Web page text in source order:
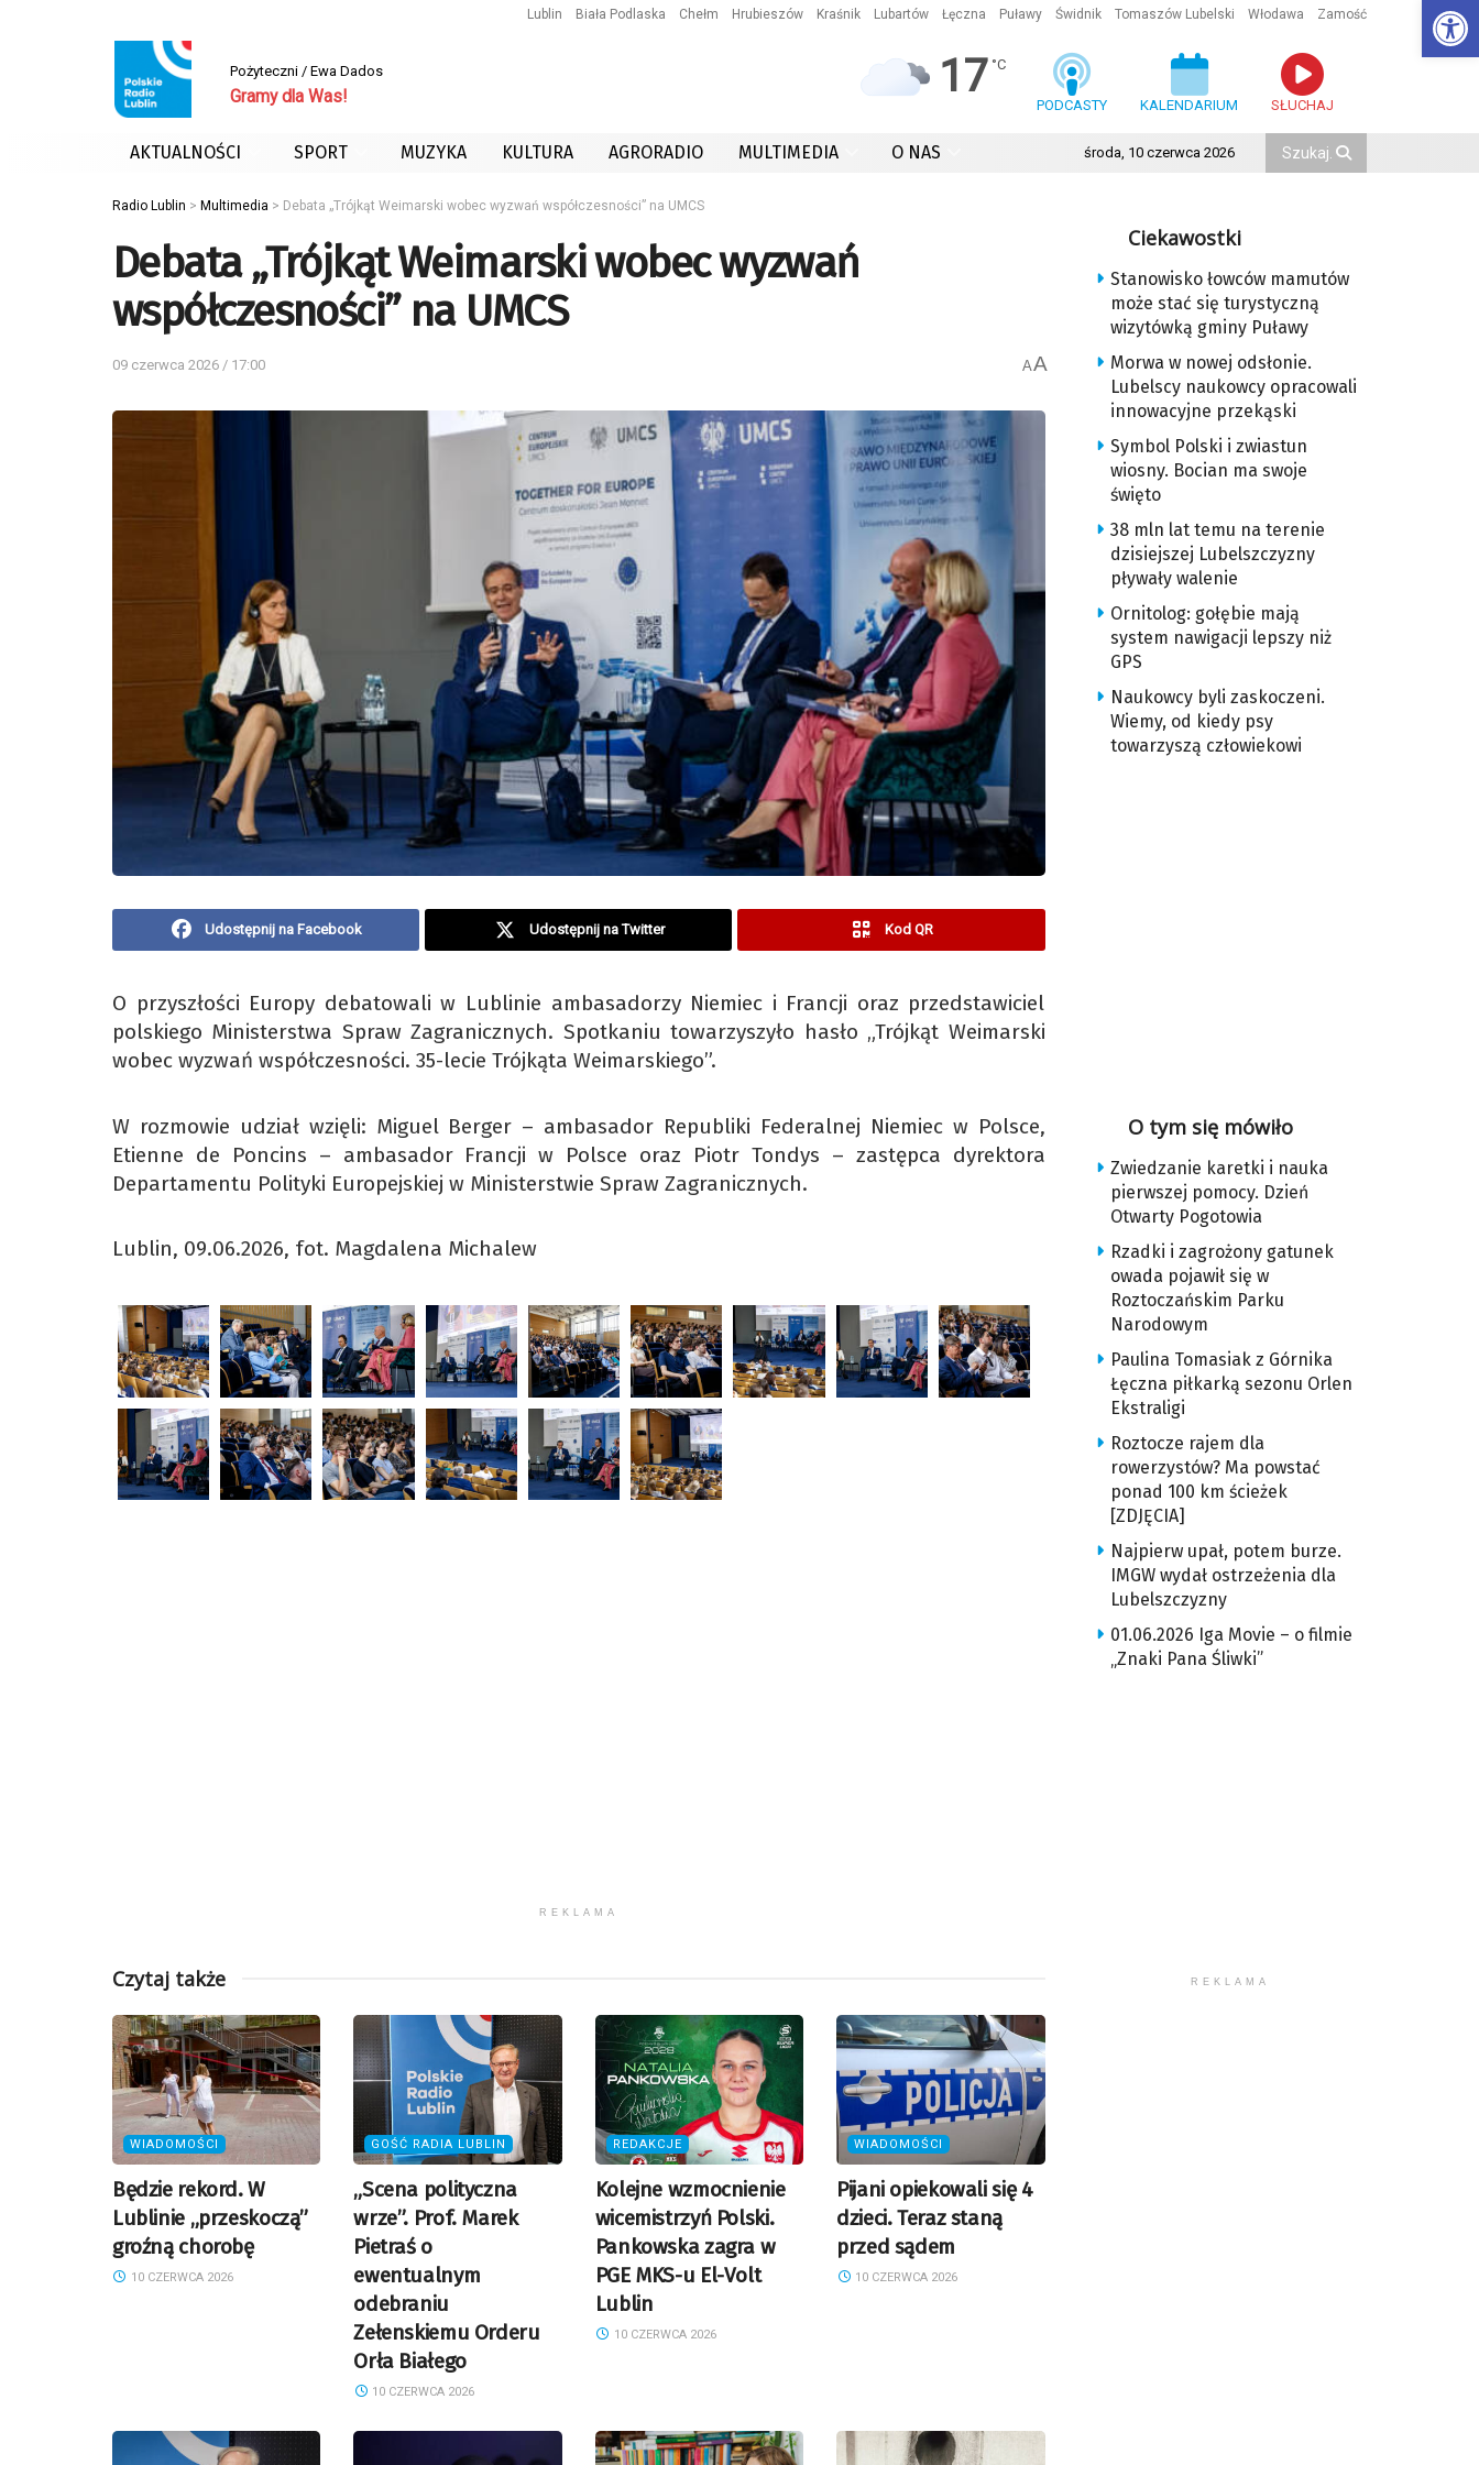
Lublin Biała Podlaska Chełm Hrubieszów Kraśnik Lubartów Łęczna Puławy Świdnik Tomaszów Lubelski Włodawa Zamość
Pożyteczni / Ewa Dados
Gramy dla Was! 17 °C
PODCASTY KALENDARIUM SŁUCHAJ
AKTUALNOŚCI SPORT MUZYKA KULTURA AGRORADIO MULTIMEDIA O NAS środa, 10 czerwca 2026
Radio Lublin > Multimedia > Debata „Trójkąt Weimarski wobec wyzwań współczesności” na UMCS
Debata „Trójkąt Weimarski wobec wyzwań
współczesności” na UMCS
09 czerwca 2026 / 17:00 AA
Udostępnij na Facebook Udostępnij na Twitter Kod QR
O przyszłości Europy debatowali w Lublinie ambasadorzy Niemiec i Francji oraz przedstawiciel
polskiego Ministerstwa Spraw Zagranicznych. Spotkaniu towarzyszyło hasło „Trójkąt Weimarski
wobec wyzwań współczesności. 35-lecie Trójkąta Weimarskiego”.
W rozmowie udział wzięli: Miguel Berger – ambasador Republiki Federalnej Niemiec w Polsce,
Etienne de Poncins – ambasador Francji w Polsce oraz Piotr Tondys – zastępca dyrektora
Departamentu Polityki Europejskiej w Ministerstwie Spraw Zagranicznych.
Lublin, 09.06.2026, fot. Magdalena Michalew
REKLAMA
Czytaj także
WIADOMOŚCI
Będzie rekord. W
Lublinie „przeskoczą”
groźną chorobę
10 CZERWCA 2026
GOŚĆ RADIA LUBLIN
„Scena polityczna
wrze”. Prof. Marek
Pietraś o
ewentualnym
odebraniu
Zełenskiemu Orderu
Orła Białego
10 CZERWCA 2026
REDAKCJE
Kolejne wzmocnienie
wicemistrzyń Polski.
Pankowska zagra w
PGE MKS-u El-Volt
Lublin
10 CZERWCA 2026
WIADOMOŚCI
Pijani opiekowali się 4
dzieci. Teraz staną
przed sądem
10 CZERWCA 2026
Ciekawostki
Stanowisko łowców mamutów
może stać się turystyczną
wizytówką gminy Puławy
Morwa w nowej odsłonie.
Lubelscy naukowcy opracowali
innowacyjne przekąski
Symbol Polski i zwiastun
wiosny. Bocian ma swoje
święto
38 mln lat temu na terenie
dzisiejszej Lubelszczyzny
pływały walenie
Ornitolog: gołębie mają
system nawigacji lepszy niż
GPS
Naukowcy byli zaskoczeni.
Wiemy, od kiedy psy
towarzyszą człowiekowi
O tym się mówiło
Zwiedzanie karetki i nauka
pierwszej pomocy. Dzień
Otwarty Pogotowia
Rzadki i zagrożony gatunek
owada pojawił się w
Roztoczańskim Parku
Narodowym
Paulina Tomasiak z Górnika
Łęczna piłkarką sezonu Orlen
Ekstraligi
Roztocze rajem dla
rowerzystów? Ma powstać
ponad 100 km ścieżek
[ZDJĘCIA]
Najpierw upał, potem burze.
IMGW wydał ostrzeżenia dla
Lubelszczyzny
01.06.2026 Iga Movie – o filmie
„Znaki Pana Śliwki”
REKLAMA